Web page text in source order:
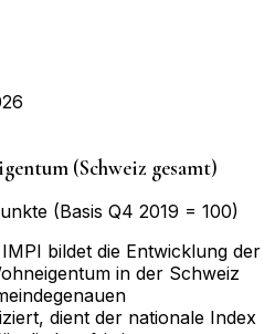
(Schweiz gesamt)
(Basis Q4 2019 = 100)
bildet die Entwicklung der
in der Schweiz
dient der nationale Index